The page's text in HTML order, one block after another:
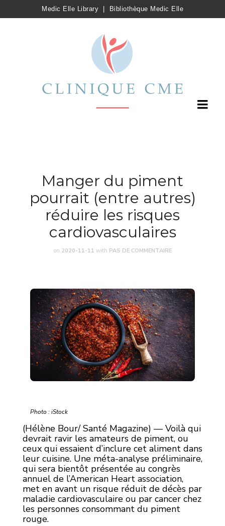
Medic Elle Library Bibliothèque Medic Elle
Manger du piment
pourrait (entre autres)
réduire les risques
cardiovasculaires
on 2020-11-11 with PAS DE COMMENTAIRE
Photo : iStock
(Hélène Bour/ Santé Magazine) — Voilà qui
devrait ravir les amateurs de piment, ou
ceux qui essaient d’inclure cet aliment dans
leur cuisine. Une méta-analyse préliminaire,
qui sera bientôt présentée au congrès
annuel de l’American Heart association,
met en avant un risque réduit de décès par
maladie cardiovasculaire ou par cancer chez
les personnes consommant du piment
rouge.